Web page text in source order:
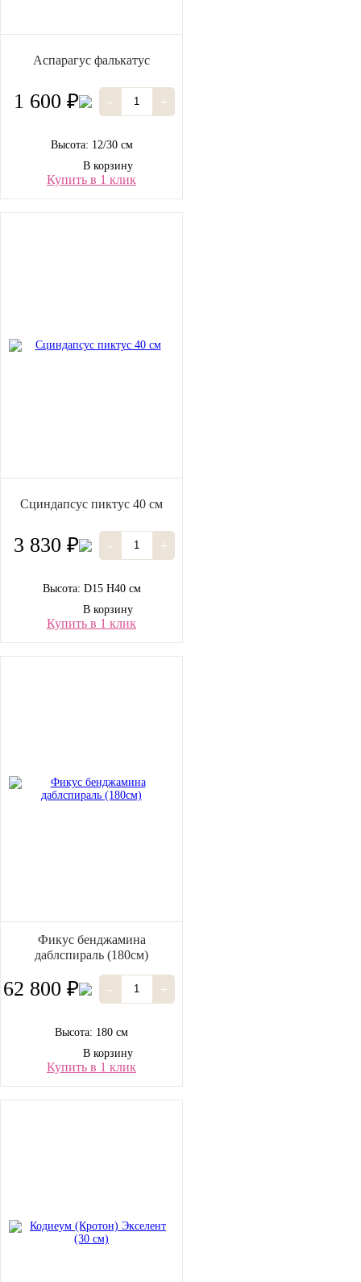
Аспарагус фалькатус
1 600 ₽ - +
Высота: 12/30 см
В корзину
Купить в 1 клик
Сциндапсус пиктус 40 см
3 830 ₽ - +
Высота: D15 H40 см
В корзину
Купить в 1 клик
Фикус бенджамина
даблспираль (180см)
62 800 ₽ - +
Высота: 180 см
В корзину
Купить в 1 клик